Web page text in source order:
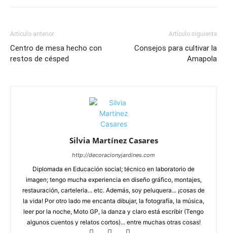
Artículo anterior
Centro de mesa hecho con
restos de césped
Artículo siguiente
Consejos para cultivar la
Amapola
Silvia Martínez Casares
http://decoracionyjardines.com
Diplomada en Educación social; técnico en laboratorio de
imagen; tengo mucha experiencia en diseño gráfico, montajes,
restauración, carteleria... etc. Además, soy peluquera... ¡cosas de
la vida! Por otro lado me encanta dibujar, la fotografía, la música,
leer por la noche, Moto GP, la danza y claro está escribir (Tengo
algunos cuentos y relatos cortos)... entre muchas otras cosas!